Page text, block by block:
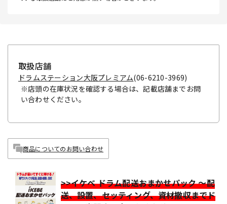
取扱店舗
ドラムステーション大阪プレミアム(06-6210-3969)
※店頭の在庫状況を確認する場合は、記載店舗までお問
い合わせください。
商品についてのお問い合わせ
>>イケベ ドラム配送おまかせパック ～配
送、設置、セッティング、資材撤収までド